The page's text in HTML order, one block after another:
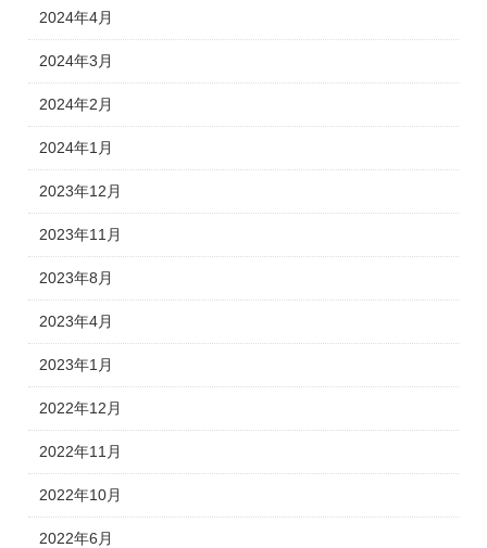
2024年4月
2024年3月
2024年2月
2024年1月
2023年12月
2023年11月
2023年8月
2023年4月
2023年1月
2022年12月
2022年11月
2022年10月
2022年6月